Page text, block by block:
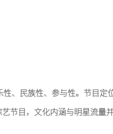
{/
湖北卫视
性、民族性、参与性。节目定
节目，文化内涵与明星流量